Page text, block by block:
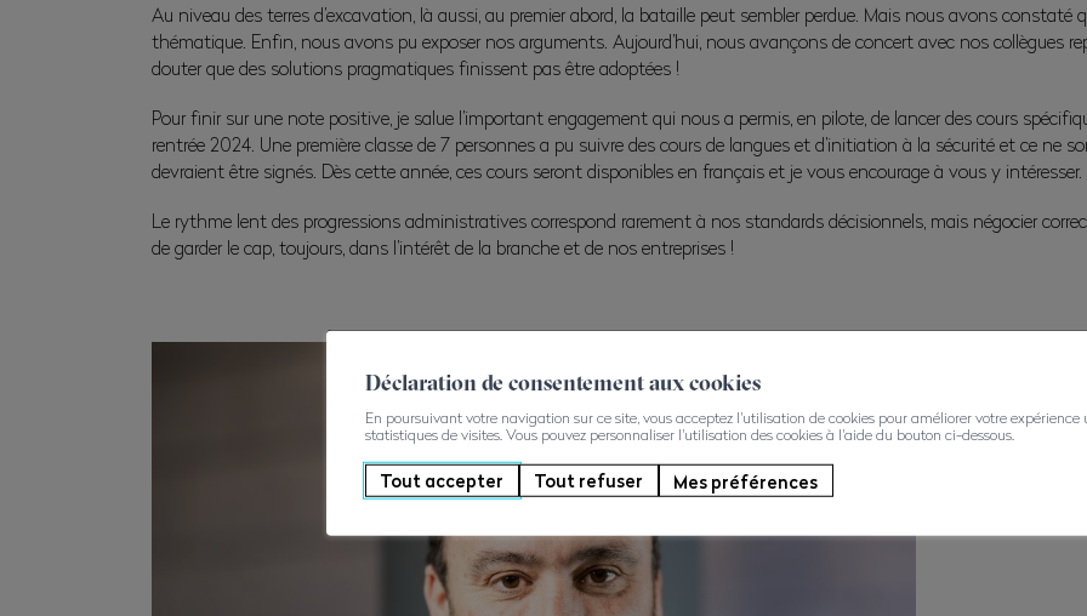
Au niveau des terres d’excavation, là aussi, au premier abord, la bataille peut sembler perdue. Mais nous avons constaté
thématique. Enfin, nous avons pu exposer nos arguments. Aujourd’hui, nous avançons de concert avec nos collègues
douter que des solutions pragmatiques finissent pas être adoptées !
Pour finir sur une note positive, je salue l’important engagement qui nous a permis, en pilote, de lancer des cours
rentrée 2024. Une première classe de 7 personnes a pu suivre des cours de langues et d’initiation à la sécurité et ce
devraient être signés. Dès cette année, ces cours seront disponibles en français et je vous encourage à vous y intéresser.
Le rythme lent des progressions administratives correspond rarement à nos standards décisionnels, mais négocier
de garder le cap, toujours, dans l’intérêt de la branche et de nos entreprises !
Déclaration de consentement aux cookies
En poursuivant votre navigation sur ce site, vous acceptez l'utilisation de cookies pour améliorer votre expérience
statistiques de visites. Vous pouvez personnaliser l'utilisation des cookies à l'aide du bouton ci-dessous.
Tout accepter Tout refuser Mes préférences